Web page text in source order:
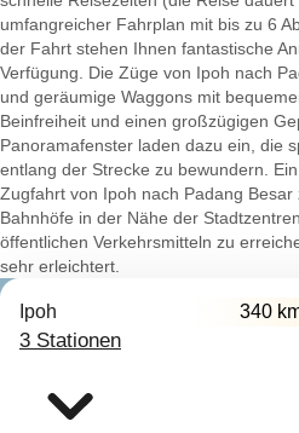
umfangreicher Fahrplan mit bis zu 6
der Fahrt stehen Ihnen fantastische
Verfügung. Die Züge von Ipoh nach
und geräumige Waggons mit
Beinfreiheit und einen großzügigen
Panoramafenster laden dazu ein, die
entlang der Strecke zu bewundern.
Zugfahrt von Ipoh nach Padang
Bahnhöfe in der Nähe der
öffentlichen Verkehrsmitteln zu
sehr erleichtert.
Ipoh 340
3 Stationen